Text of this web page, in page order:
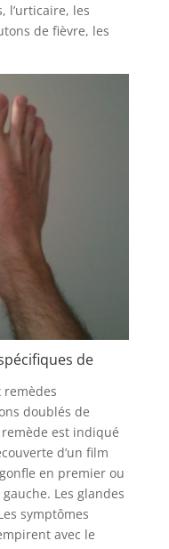
l’urticaire, les
de fièvre, les
de
remèdes
doublés de
est indiqué
d’un film
en premier ou
Les glandes
symptômes
avec le